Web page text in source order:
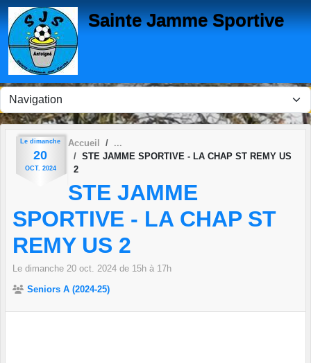
Sainte Jamme Sportive
Le dimanche
20
OCT. 2024
Accueil
STE JAMME SPORTIVE - LA CHAP ST REMY US
2
STE JAMME
SPORTIVE - LA CHAP ST
REMY US 2
Le dimanche 20 oct. 2024 de 15h à 17h
Seniors A (2024-25)
Panneau de gestion des cookies